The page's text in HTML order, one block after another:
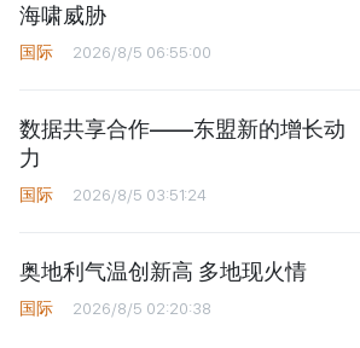
海啸威胁
国际 2026/8/5 06:55:00
数据共享合作——东盟新的增长动
力
国际 2026/8/5 03:51:24
奥地利气温创新高 多地现火情
国际 2026/8/5 02:20:38